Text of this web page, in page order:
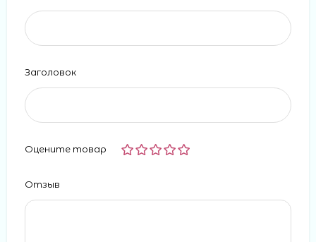
Заголовок
Оцените товар
Отзыв